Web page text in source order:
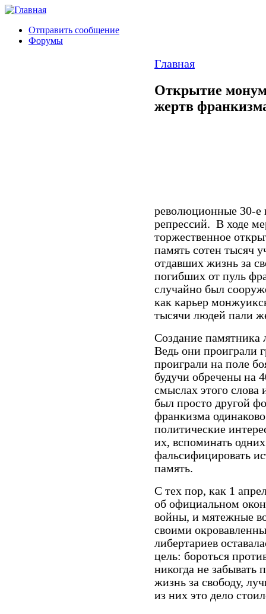
Отправить сообщение
Форумы
Главная
Открытие
жертв
революционные 30-е
репрессий. В ходе
торжественное
память сотен тысяч
отдавших жизнь за
погибших от пуль
случайно был
как карьер
тысячи людей пали
Создание
Ведь они проиграли
проиграли на поле
будучи обречены на
смыслах этого слова
был просто другой
франкизма
политические
их, вспоминать
фальсифицировать
память.
С тех пор, как 1
об официальном
войны, и мятежные
своими
либертариев
цель: бороться
никогда не
жизнь за свободу,
из них это дело